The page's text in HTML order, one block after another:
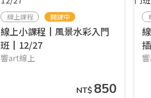
線上課程 開課中
線上小課程┃風景水彩入門
班┃12/27
響art線上
NT$ 850